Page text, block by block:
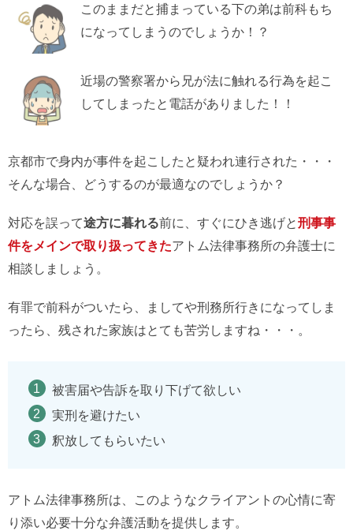
このままだと捕まっている下の弟は前科もち
になってしまうのでしょうか！？
近場の警察署から兄が法に触れる行為を起こ
してしまったと電話がありました！！
京都市で身内が事件を起こしたと疑われ連行された・・・
そんな場合、どうするのが最適なのでしょうか？
対応を誤って途方に暮れる前に、すぐにひき逃げと刑事事
件をメインで取り扱ってきたアトム法律事務所の弁護士に
相談しましょう。
有罪で前科がついたら、ましてや刑務所行きになってしま
ったら、残された家族はとても苦労しますね・・・。
被害届や告訴を取り下げて欲しい
実刑を避けたい
釈放してもらいたい
アトム法律事務所は、このようなクライアントの心情に寄
り添い必要十分な弁護活動を提供します。